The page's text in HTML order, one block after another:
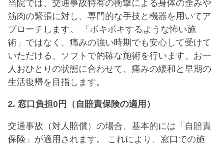
当院では、交通事故特有の衝撃による身体の歪みや
筋肉の緊張に対し、専門的な手技と機器を用いてア
プローチします。 「ボキボキするような怖い施
術」ではなく、痛みの強い時期でも安心して受けて
いただける、ソフトで的確な施術を行います。お一
人おひとりの状態に合わせて、痛みの緩和と早期の
生活復帰を目指します。
2. 窓口負担0円（自賠責保険の適用）
交通事故（対人賠償）の場合、基本的には「自賠責
保険」が適用されます。 これにより、窓口での施